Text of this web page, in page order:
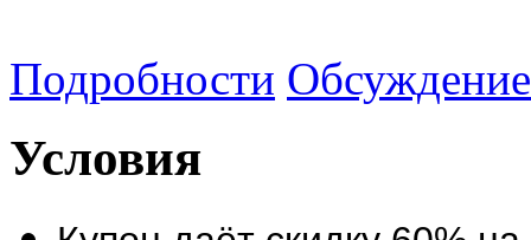
Подробности Обсуждение
Условия